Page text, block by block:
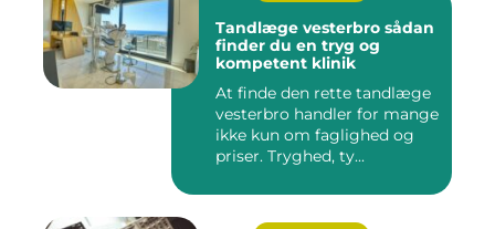
Tandlæge vesterbro sådan
finder du en tryg og
kompetent klinik
At finde den rette tandlæge
vesterbro handler for mange
ikke kun om faglighed og
priser. Tryghed, ty...